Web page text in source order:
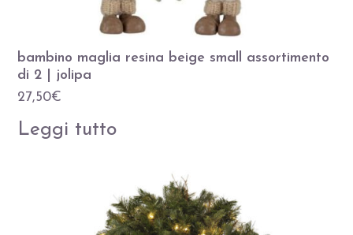
bambino maglia resina beige small assortimento
di 2 | jolipa
27,50€
Leggi tutto